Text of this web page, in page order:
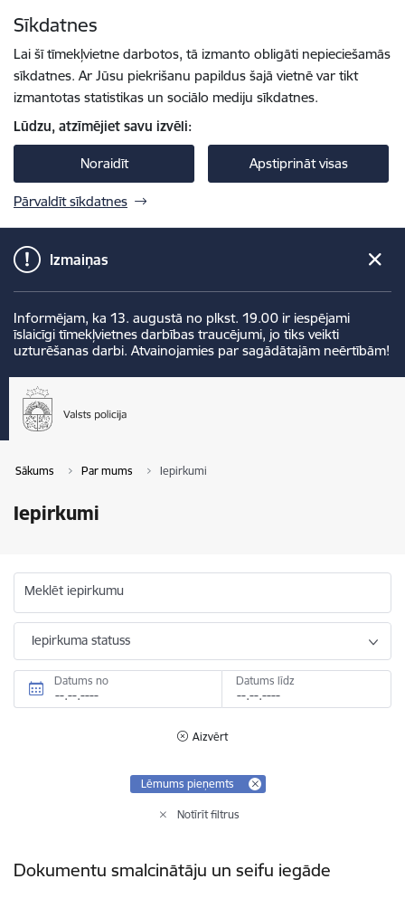
Sīkdatnes
Lai šī tīmekļvietne darbotos, tā izmanto obligāti nepieciešamās
sīkdatnes. Ar Jūsu piekrišanu papildus šajā vietnē var tikt
izmantotas statistikas un sociālo mediju sīkdatnes.
Lūdzu, atzīmējiet savu izvēli:
Noraidīt Apstiprināt visas
Pārvaldīt sīkdatnes
Izmaiņas
Informējam, ka 13. augustā no plkst. 19.00 ir iespējami
īslaicīgi tīmekļvietnes darbības traucējumi, jo tiks veikti
uzturēšanas darbi. Atvainojamies par sagādātajām neērtībām!
Sākums Par mums Iepirkumi
Iepirkumi
Meklēt iepirkumu
Iepirkuma statuss
Datums no Datums līdz
Aizvērt
Lēmums pieņemts
Notīrīt filtrus
Dokumentu smalcinātāju un seifu iegāde